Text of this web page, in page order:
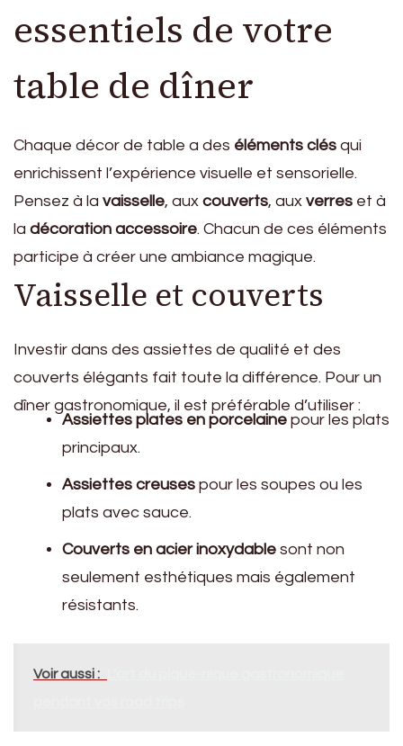
essentiels de votre
table de dîner
Chaque décor de table a des éléments clés qui
enrichissent l’expérience visuelle et sensorielle.
Pensez à la vaisselle, aux couverts, aux verres et à
la décoration accessoire. Chacun de ces éléments
participe à créer une ambiance magique.
Vaisselle et couverts
Investir dans des assiettes de qualité et des
couverts élégants fait toute la différence. Pour un
dîner gastronomique, il est préférable d’utiliser :
Assiettes plates en porcelaine pour les plats
principaux.
Assiettes creuses pour les soupes ou les
plats avec sauce.
Couverts en acier inoxydable sont non
seulement esthétiques mais également
résistants.
Voir aussi :